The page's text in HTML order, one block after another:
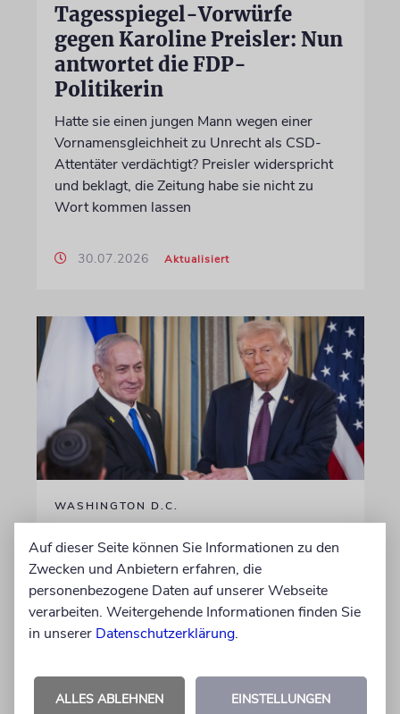
Tagesspiegel-Vorwürfe
gegen Karoline Preisler: Nun
antwortet die FDP-
Politikerin
Hatte sie einen jungen Mann wegen einer
Vornamensgleichheit zu Unrecht als CSD-
Attentäter verdächtigt? Preisler widerspricht
und beklagt, die Zeitung habe sie nicht zu
Wort kommen lassen
30.07.2026 Aktualisiert
WASHINGTON D.C.
USA im Iran involviert
bleiben
Unterschiedliche Interessen Israels und der
USA sind im Iran-Krieg mehrfach zutage
Netanjahu deutet Trump an, dass die
Differenzen nicht überwunden sind
Auf dieser Seite können Sie Informationen zu den
Zwecken und Anbietern erfahren, die
personenbezogene Daten auf unserer Webseite
verarbeiten. Weitergehende Informationen finden Sie
in unserer Datenschutzerklärung.
ALLES ABLEHNEN EINSTELLUNGEN